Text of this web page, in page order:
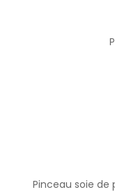
Pinceau soie de